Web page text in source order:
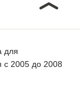
для
с 2005 до 2008